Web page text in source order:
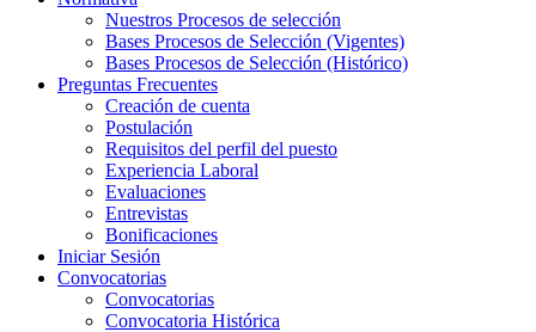
Nuestros Procesos de selección
Bases Procesos de Selección (Vigentes)
Bases Procesos de Selección (Histórico)
Preguntas Frecuentes
Creación de cuenta
Postulación
Requisitos del perfil del puesto
Experiencia Laboral
Evaluaciones
Entrevistas
Bonificaciones
Iniciar Sesión
Convocatorias
Convocatorias
Convocatoria Histórica